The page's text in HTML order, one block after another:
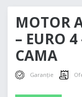
MOTOR
– EURO
CAMA
Garanție